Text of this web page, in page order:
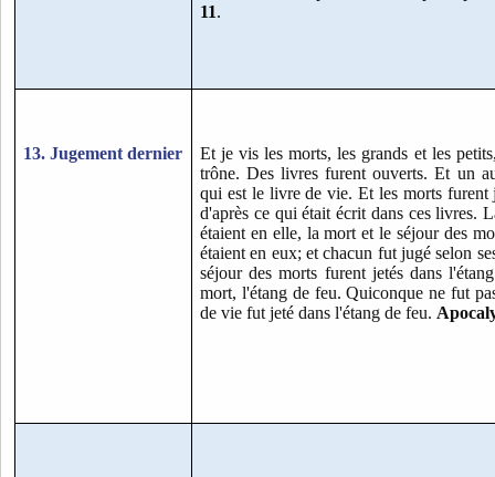
11.
13. Jugement dernier
Et je vis les morts, les grands et les
trône. Des livres furent ouverts. Et un
qui est le livre de vie. Et les morts furent
d'après ce qui était écrit dans ces livres.
étaient en elle, la mort et le séjour des
étaient en eux; et chacun fut jugé selon
séjour des morts furent jetés dans
mort, l'étang de feu. Quiconque ne fut
de vie fut jeté dans l'étang de feu.